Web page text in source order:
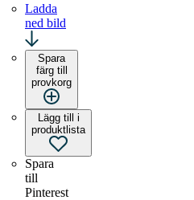
Ladda
ned bild
Spara
färg till
provkorg
Lägg till i
produktlista
Spara
till
Pinterest